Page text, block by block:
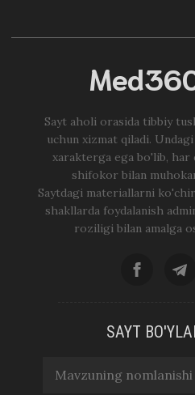
Sayt aholi orasida tibbiy
uchun xizmat qiladi.
xarakterga ega bo'lib, har
shifokor bilan
Saytdagi materiallarni
shakllarda foydalanish
roziligi bilan amalga
SAYT